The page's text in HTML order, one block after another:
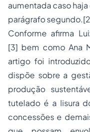
aumentada caso
parágrafo
Conforme afirma
[3] bem como Ana
artigo foi
dispõe sobre a
produção
tutelado é a lisura
concessões e